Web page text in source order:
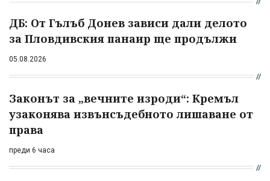
ДБ: От Гълъб Донев зависи дали делото
за Пловдивския панаир ще продължи
05.08.2026
Законът за „вечните изроди“: Кремъл
узаконява извънсъдебното лишаване от
права
преди 6 часа